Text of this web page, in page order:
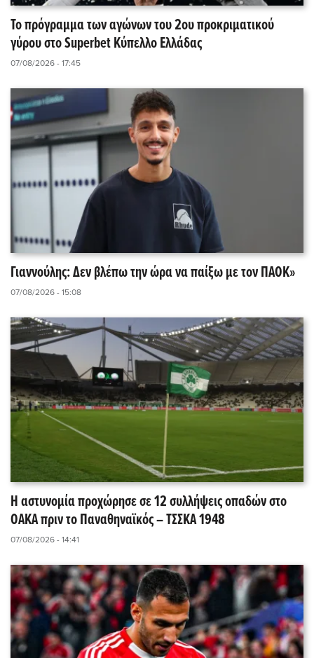
Το πρόγραμμα των αγώνων του 2ου προκριματικού
γύρου στο Superbet Κύπελλο Ελλάδας
07/08/2026 - 17:45
Γιαννούλης: Δεν βλέπω την ώρα να παίξω με τον ΠΑΟΚ»
07/08/2026 - 15:08
Η αστυνομία προχώρησε σε 12 συλλήψεις οπαδών στο
ΟΑΚΑ πριν το Παναθηναϊκός – ΤΣΣΚΑ 1948
07/08/2026 - 14:41